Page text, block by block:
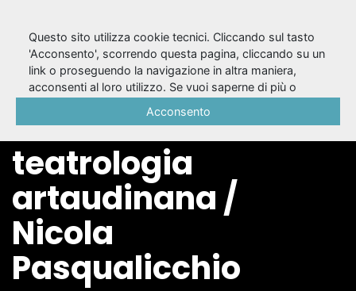
Più reale della realtà
: una nota sulla
teatrologia
artaudinana /
Nicola
Pasqualicchio
Questo sito utilizza cookie tecnici. Cliccando sul tasto
'Acconsento', scorrendo questa pagina, cliccando su un
link o proseguendo la navigazione in altra maniera,
acconsenti al loro utilizzo. Se vuoi saperne di più o
Acconsento